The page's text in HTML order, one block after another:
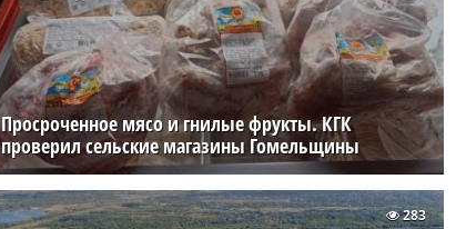
Просроченное мясо и гнилые фрукты. КГК
проверил сельские магазины Гомельщины
283